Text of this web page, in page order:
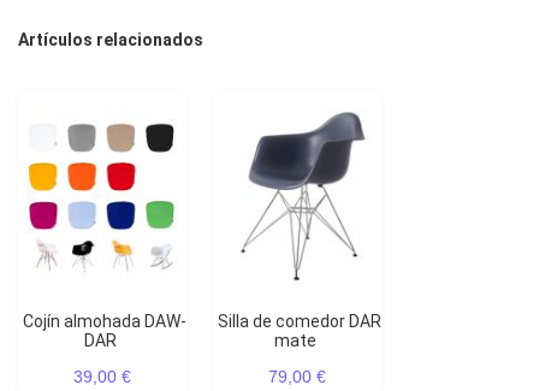
Artículos relacionados
Cojín almohada DAW-
DAR
39,00 €
Silla de comedor DAR
mate
79,00 €